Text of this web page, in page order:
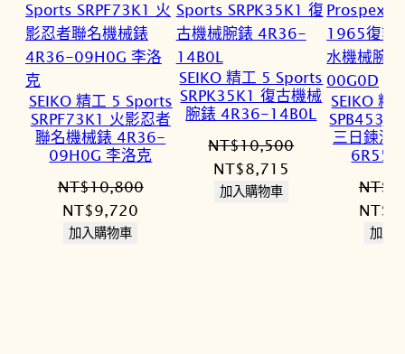
SEIKO 精工 5 Sports
SRPF73K1 火影忍者
聯名機械錶 4R36-
09H0G 李洛克
NT$10,800
原
始
NT$9,720
加入購物車
SEIKO 精工 5 Sports
SRPK35K1 復古機械
腕錶 4R36-14B0L
NT$10,500
原
始
NT$8,715
加入購物車
SEIKO 精
三日鍊潛
6R55-
NT$
原
始
NT$
加入